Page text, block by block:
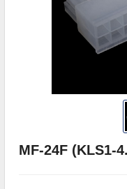
MF-24F (KLS1-